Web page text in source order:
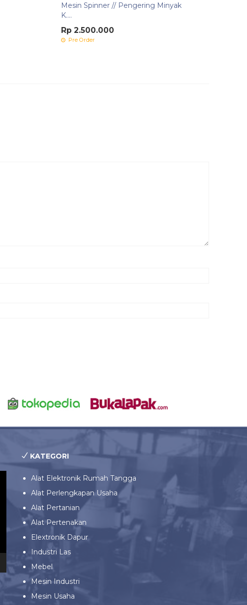
Mesin Spinner // Pengering Minyak
K....
Rp 2.500.000
Pre Order
KATEGORI
Alat Elektronik Rumah Tangga
Alat Perlengkapan Usaha
Alat Pertanian
Alat Pertenakan
Elextronik Dapur
Industri Las
Mebel
Mesin Industri
Mesin Usaha